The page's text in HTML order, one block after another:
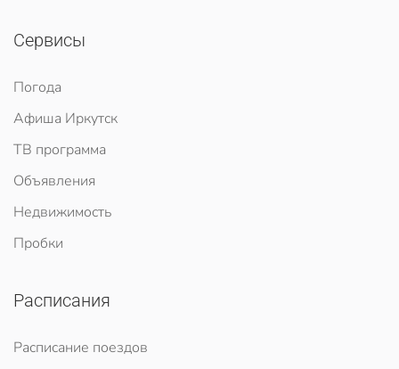
Сервисы
Погода
Афиша Иркутск
ТВ программа
Объявления
Недвижимость
Пробки
Расписания
Расписание поездов